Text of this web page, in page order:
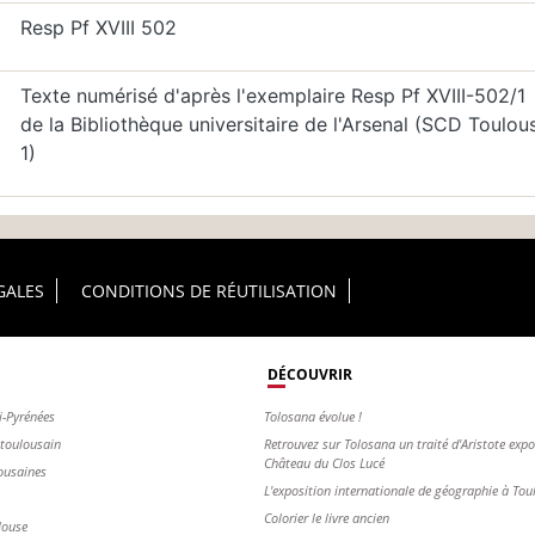
Resp Pf XVIII 502
Texte numérisé d'après l'exemplaire Resp Pf XVIII-502/1
de la Bibliothèque universitaire de l'Arsenal (SCD
1)
CONDITIONS DE RÉUTILISATION
DÉCOUVRIR
Tolosana évolue !
Retrouvez sur Tolosana un traité d'Aristote
Château du Clos Lucé
L'exposition internationale de géographie à
Colorier le livre ancien